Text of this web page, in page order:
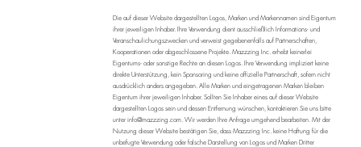
Die auf dieser Website dargestellten Logos, Marken und Markennamen sind Eigentum
ihrer jeweiligen Inhaber. Ihre Verwendung dient ausschließlich Informations- und
Veranschaulichungszwecken und verweist gegebenenfalls auf Partnerschaften,
Kooperationen oder abgeschlossene Projekte. Mazzzing Inc. erhebt keinerlei
Eigentums- oder sonstige Rechte an diesen Logos. Ihre Verwendung impliziert keine
direkte Unterstützung, kein Sponsoring und keine offizielle Partnerschaft, sofern nicht
ausdrücklich anders angegeben. Alle Marken und eingetragenen Marken bleiben
Eigentum ihrer jeweiligen Inhaber. Sollten Sie Inhaber eines auf dieser Website
dargestellten Logos sein und dessen Entfernung wünschen, kontaktieren Sie uns bitte
unter info@mazzzing.com. Wir werden Ihre Anfrage umgehend bearbeiten. Mit der
Nutzung dieser Website bestätigen Sie, dass Mazzzing Inc. keine Haftung für die
unbefugte Verwendung oder falsche Darstellung von Logos und Marken Dritter